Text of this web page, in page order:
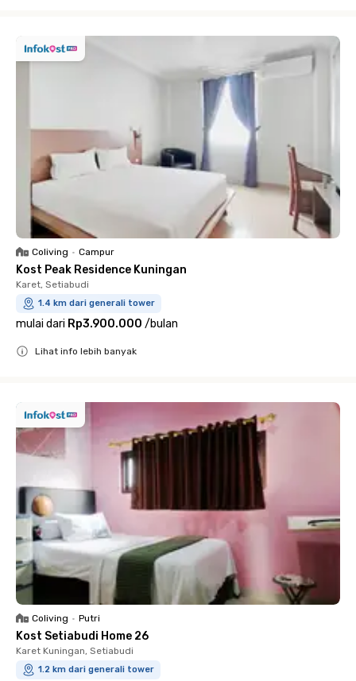
Coliving • Campur
Kost Peak Residence Kuningan
Karet, Setiabudi
1.4 km dari generali tower
mulai dari Rp3.900.000 /bulan
Lihat info lebih banyak
Coliving • Putri
Kost Setiabudi Home 26
Karet Kuningan, Setiabudi
1.2 km dari generali tower